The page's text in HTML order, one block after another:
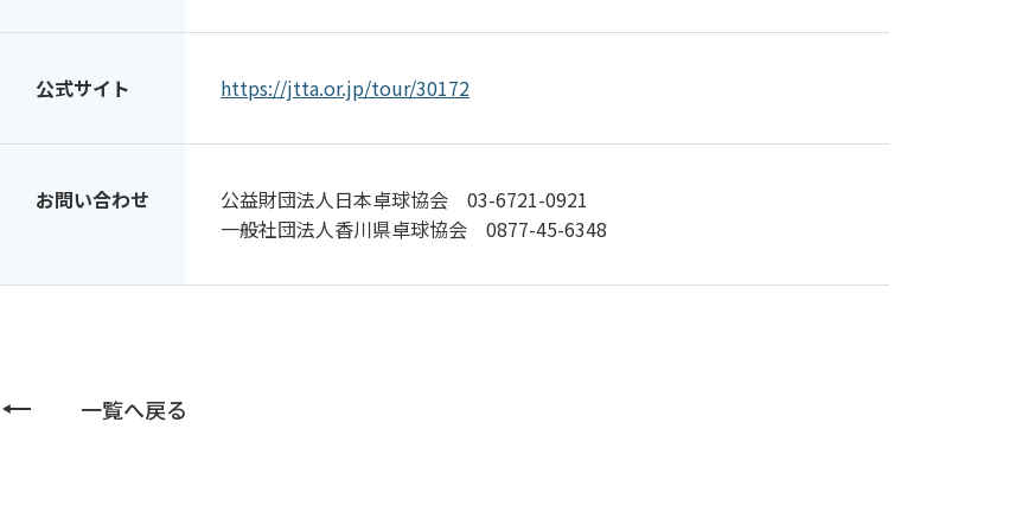
公式サイト https://jtta.or.jp/tour/30172
お問い合わせ
公益財団法人日本卓球協会 03-6721-0921
一般社団法人香川県卓球協会 0877-45-6348
一覧へ戻る